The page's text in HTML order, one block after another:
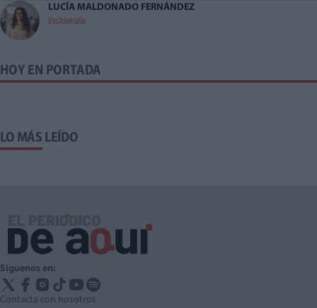
LUCÍA MALDONADO FERNÁNDEZ
Ver biografía
HOY EN PORTADA
LO MÁS LEÍDO
Síguenos en:
Contacta con nosotros